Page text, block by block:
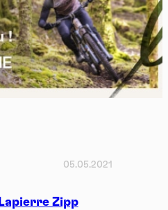
Lapierre Zipp
05.05.2021